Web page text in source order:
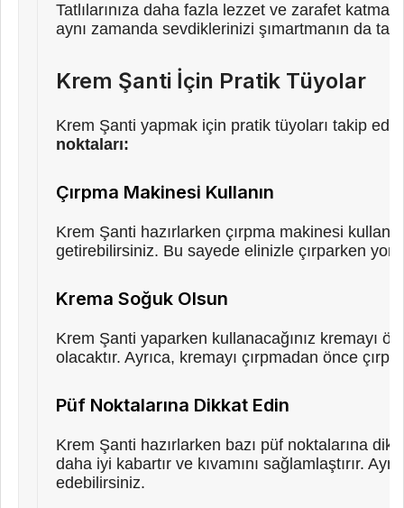
Tatlılarınıza daha fazla lezzet ve zarafet
aynı zamanda sevdiklerinizi şımartmanın da
Krem Şanti İçin Pratik Tüyolar
Krem Şanti yapmak için pratik tüyoları takip
noktaları:
Çırpma Makinesi Kullanın
Krem Şanti hazırlarken çırpma makinesi
getirebilirsiniz. Bu sayede elinizle çırparken
Krema Soğuk Olsun
Krem Şanti yaparken kullanacağınız kremayı
olacaktır. Ayrıca, kremayı çırpmadan önce
Püf Noktalarına Dikkat Edin
Krem Şanti hazırlarken bazı püf noktalarına
daha iyi kabartır ve kıvamını sağlamlaştırır.
edebilirsiniz.